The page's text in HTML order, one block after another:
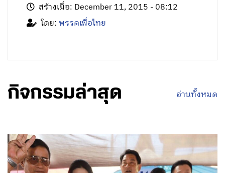
สร้างเมื่อ: December 11, 2015 - 08:12
โดย:พรรคเพื่อไทย
กิจกรรมล่าสุด อ่านทั้งหมด